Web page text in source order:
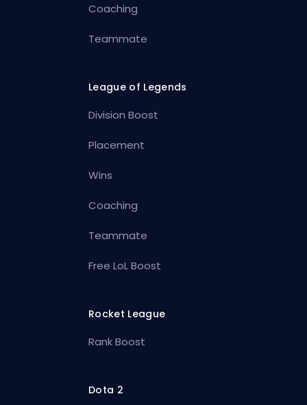
Coaching
Teammate
League of Legends
Division Boost
Placement
Wins
Coaching
Teammate
Free LoL Boost
Rocket League
Rank Boost
Dota 2